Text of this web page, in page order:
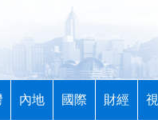
內地 國際 財經